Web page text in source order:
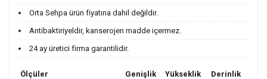
Orta Sehpa ürün fiyatına dahil değildir.
Antibaktiriyeldir, kanserojen madde içermez.
24 ay üretici firma garantilidir.
Ölçüler Genişlik Yükseklik
Derinlik